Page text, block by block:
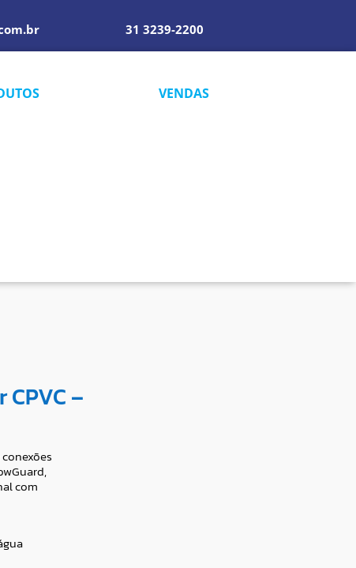
31 3239-2200
VENDAS
CPVC –
com